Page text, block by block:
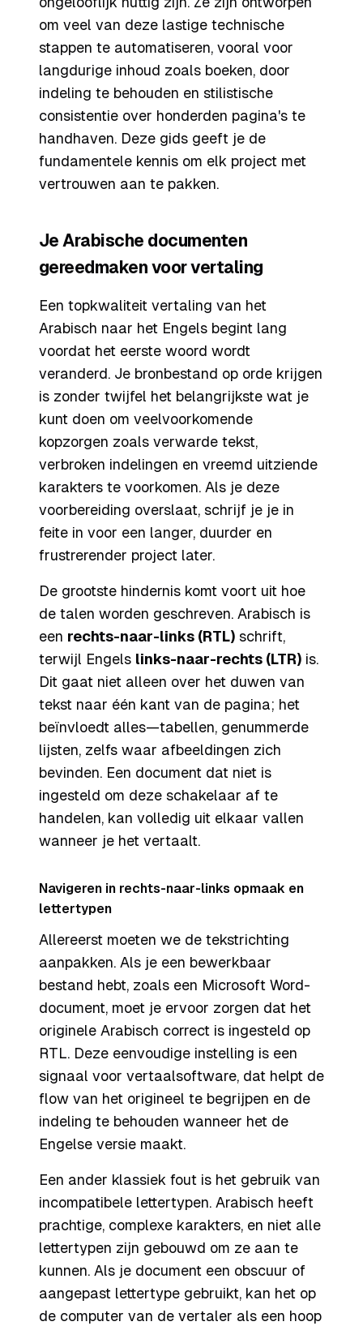
om veel van deze lastige technische
stappen te automatiseren, vooral voor
langdurige inhoud zoals boeken, door
indeling te behouden en stilistische
consistentie over honderden pagina's te
handhaven. Deze gids geeft je de
fundamentele kennis om elk project met
vertrouwen aan te pakken.
Je Arabische documenten
gereedmaken voor vertaling
Een topkwaliteit vertaling van het
Arabisch naar het Engels begint lang
voordat het eerste woord wordt
veranderd. Je bronbestand op orde krijgen
is zonder twijfel het belangrijkste wat je
kunt doen om veelvoorkomende
kopzorgen zoals verwarde tekst,
verbroken indelingen en vreemd uitziende
karakters te voorkomen. Als je deze
voorbereiding overslaat, schrijf je je in
feite in voor een langer, duurder en
frustrerender project later.
De grootste hindernis komt voort uit hoe
de talen worden geschreven. Arabisch is
een rechts-naar-links (RTL) schrift,
terwijl Engels links-naar-rechts (LTR) is.
Dit gaat niet alleen over het duwen van
tekst naar één kant van de pagina; het
beïnvloedt alles—tabellen, genummerde
lijsten, zelfs waar afbeeldingen zich
bevinden. Een document dat niet is
ingesteld om deze schakelaar af te
handelen, kan volledig uit elkaar vallen
wanneer je het vertaalt.
Navigeren in rechts-naar-links opmaak en
lettertypen
Allereerst moeten we de tekstrichting
aanpakken. Als je een bewerkbaar
bestand hebt, zoals een Microsoft Word-
document, moet je ervoor zorgen dat het
originele Arabisch correct is ingesteld op
RTL. Deze eenvoudige instelling is een
signaal voor vertaalsoftware, dat helpt de
flow van het origineel te begrijpen en de
indeling te behouden wanneer het de
Engelse versie maakt.
Een ander klassiek fout is het gebruik van
incompatibele lettertypen. Arabisch heeft
prachtige, complexe karakters, en niet alle
lettertypen zijn gebouwd om ze aan te
kunnen. Als je document een obscuur of
aangepast lettertype gebruikt, kan het op
de computer van de vertaler als een hoop